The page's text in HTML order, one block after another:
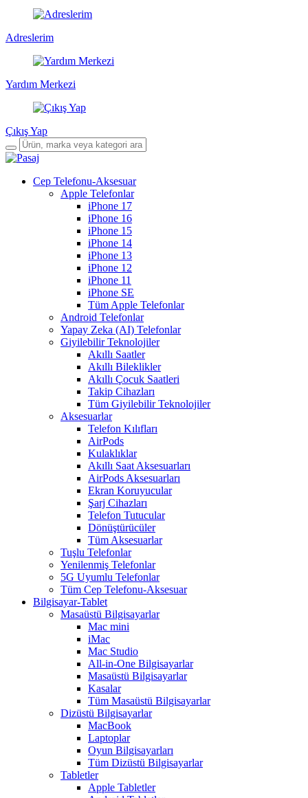
Adreslerim
Yardım Merkezi
Çıkış Yap
Cep Telefonu-Aksesuar
Apple Telefonlar
iPhone 17
iPhone 16
iPhone 15
iPhone 14
iPhone 13
iPhone 12
iPhone 11
iPhone SE
Tüm Apple Telefonlar
Android Telefonlar
Yapay Zeka (AI) Telefonlar
Giyilebilir Teknolojiler
Akıllı Saatler
Akıllı Bileklikler
Akıllı Çocuk Saatleri
Takip Cihazları
Tüm Giyilebilir Teknolojiler
Aksesuarlar
Telefon Kılıfları
AirPods
Kulaklıklar
Akıllı Saat Aksesuarları
AirPods Aksesuarları
Ekran Koruyucular
Şarj Cihazları
Telefon Tutucular
Dönüştürücüler
Tüm Aksesuarlar
Tuşlu Telefonlar
Yenilenmiş Telefonlar
5G Uyumlu Telefonlar
Tüm Cep Telefonu-Aksesuar
Bilgisayar-Tablet
Masaüstü Bilgisayarlar
Mac mini
iMac
Mac Studio
All-in-One Bilgisayarlar
Masaüstü Bilgisayarlar
Kasalar
Tüm Masaüstü Bilgisayarlar
Dizüstü Bilgisayarlar
MacBook
Laptoplar
Oyun Bilgisayarları
Tüm Dizüstü Bilgisayarlar
Tabletler
Apple Tabletler